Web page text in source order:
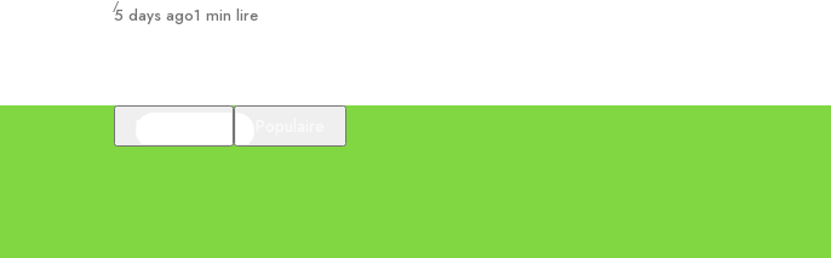
Publié
5 days ago1 min lire